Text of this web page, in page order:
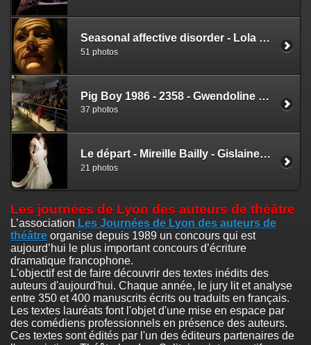
Seasonal affective disorder - Lola Molina - Lionel Armand
51 photos
Pig Boy 1986 - 2358 - Gwendoline Soublin - Nicolas Zlatoff
37 photos
Le départ - Mireille Bailly - Gislaine Drahy
21 photos
Les journées de Lyon des auteurs de théâtre
L’association Les Journées de Lyon des auteurs de
théâtre organise depuis 1989 un concours qui est
aujourd’hui le plus important concours d’écriture
dramatique francophone.
L'objectif est de faire découvrir des textes inédits des
auteurs d'aujourd'hui. Chaque année, le jury lit et analyse
entre 350 et 400 manuscrits écrits ou traduits en français.
Les textes lauréats font l'objet d'une mise en espace par
des comédiens professionnels en présence des auteurs.
Ces textes sont édités par l'un des éditeurs partenaires de